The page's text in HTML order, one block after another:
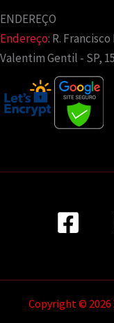
ENDEREÇO
Endereço: R.
Valentim Gentil - SP,
Copyright ©